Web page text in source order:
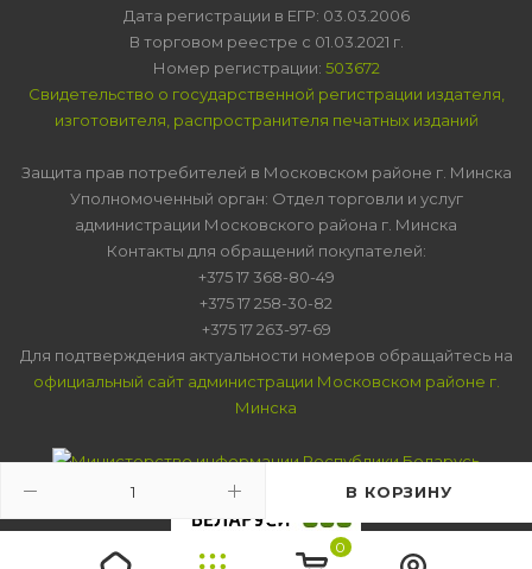
В КОРЗИНУ
0
Дата регистрации в ЕГР: 03.03.2006
В торговом реестре с 01.03.2021 г.
Номер регистрации: 503672
Свидетельство о государственной регистрации издателя,
изготовителя, распространителя печатных изданий
Защита прав потребителей в Московском районе г. Минска
Уполномоченный орган: Отдел торговли и услуг
администрации Московского района г. Минска
Контакты для обращений покупателей:
+375 17 368-80-49
+375 17 258-30-82
+375 17 263-97-69
Для подтверждения актуальности номеров обращайтесь на
официальный сайт администрации Московском районе г.
Минска